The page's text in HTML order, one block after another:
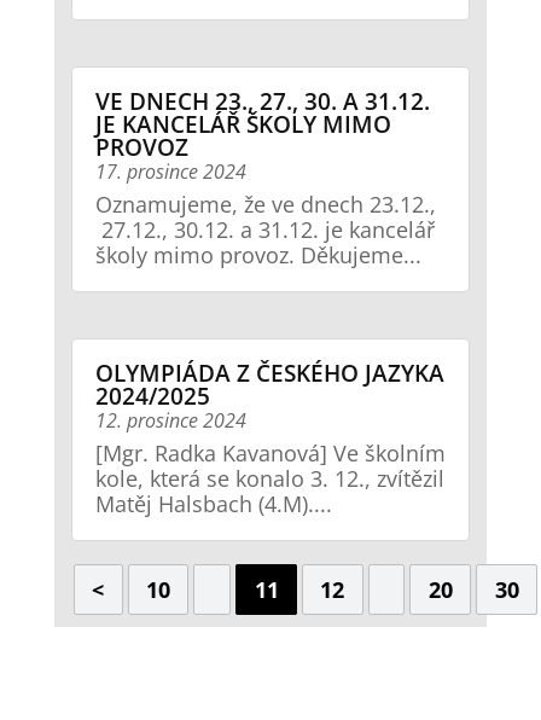
VE DNECH 23., 27., 30. A 31.12.
JE KANCELÁŘ ŠKOLY MIMO
PROVOZ
17. prosince 2024
Oznamujeme, že ve dnech 23.12.,
27.12., 30.12. a 31.12. je kancelář
školy mimo provoz. Děkujeme...
OLYMPIÁDA Z ČESKÉHO JAZYKA
2024/2025
12. prosince 2024
[Mgr. Radka Kavanová] Ve školním
kole, která se konalo 3. 12., zvítězil
Matěj Halsbach (4.M)....
< 10 11 12 20 30